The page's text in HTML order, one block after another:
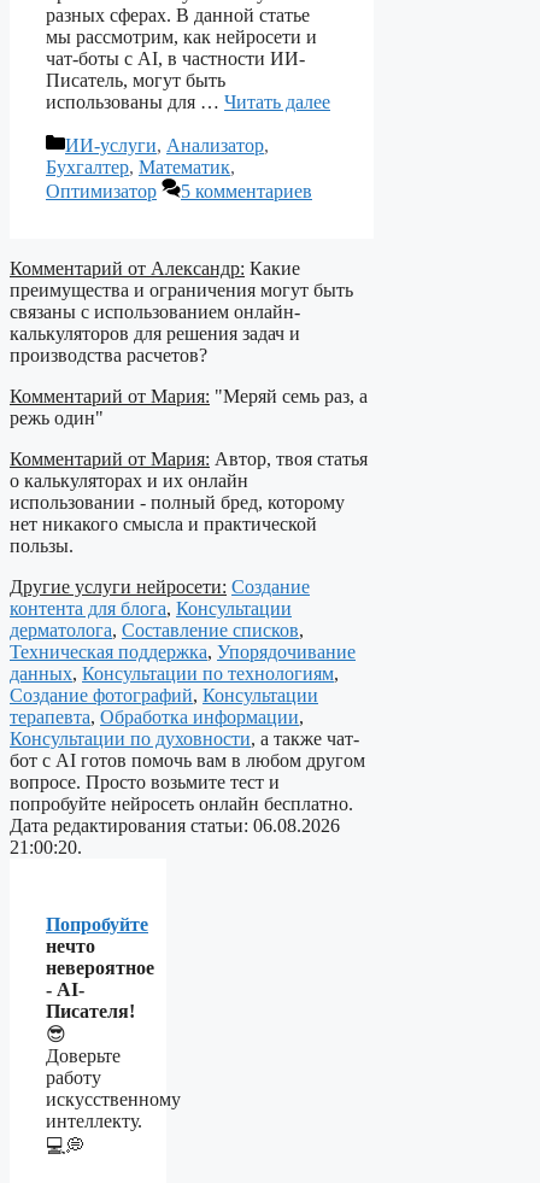
разных сферах. В данной статье
мы рассмотрим, как нейросети и
чат-боты с AI, в частности ИИ-
Писатель, могут быть
использованы для … Читать далее
Рубрики
ИИ-услуги, Анализатор,
Бухгалтер, Математик,
Оптимизатор
5 комментариев
Комментарий от Александр: Какие
преимущества и ограничения могут быть
связаны с использованием онлайн-
калькуляторов для решения задач и
производства расчетов?
Комментарий от Мария: "Меряй семь раз, а
режь один"
Комментарий от Мария: Автор, твоя статья
о калькуляторах и их онлайн
использовании - полный бред, которому
нет никакого смысла и практической
пользы.
Другие услуги нейросети: Создание
контента для блога, Консультации
дерматолога, Составление списков,
Техническая поддержка, Упорядочивание
данных, Консультации по технологиям,
Создание фотографий, Консультации
терапевта, Обработка информации,
Консультации по духовности, а также чат-
бот с AI готов помочь вам в любом другом
вопросе. Просто возьмите тест и
попробуйте нейросеть онлайн бесплатно.
Дата редактирования статьи: 06.08.2026
21:00:20.
Попробуйте
нечто
невероятное
- AI-
Писателя!
😎
Доверьте
работу
искусственному
интеллекту.
💻💭